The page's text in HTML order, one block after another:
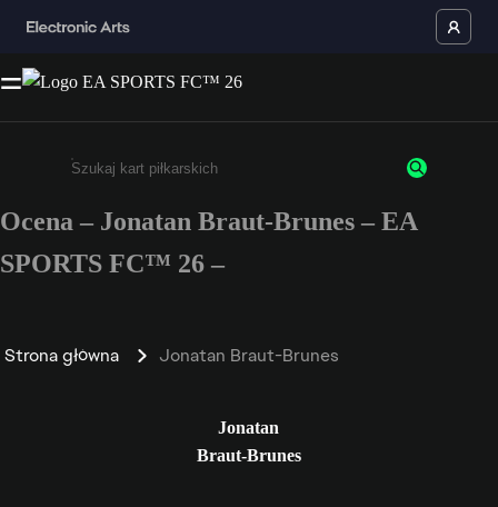
Wpisz co najmniej 3 znaki lub cyfry.
Ocena – Jonatan Braut-Brunes – EA
SPORTS FC™ 26 –
Strona główna Jonatan Braut-Brunes
Jonatan
Braut-Brunes